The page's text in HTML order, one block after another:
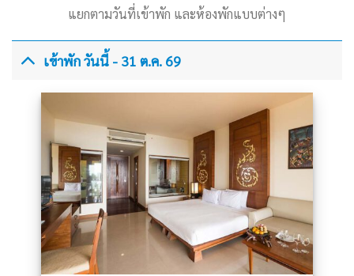
แยกตามวันที่เข้าพัก และห้องพักแบบต่างๆ
เข้าพัก วันนี้ - 31 ต.ค. 69